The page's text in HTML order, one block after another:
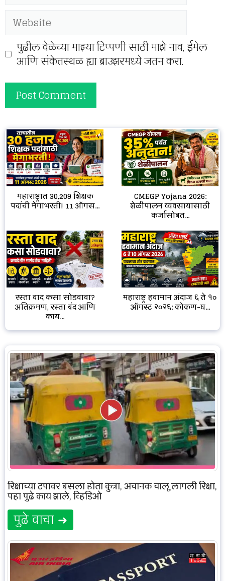
Website
पुढील वेळेच्या माझ्या टिप्पणी साठी माझे नाव, ईमेल
आणि संकेतस्थळ ह्या ब्राउझरमध्ये जतन करा.
महाराष्ट्रात 30,209 शिक्षक
पदांची मेगाभरती! 11 ऑगस...
CMEGP Yojana 2026:
शेळीपालन व्यवसायासाठी
कर्जासोबत...
रस्ता वाद कसा सोडवावा?
अतिक्रमण, रस्ता बंद आणि
काय...
महाराष्ट्र हवामान अंदाज ६ ते १०
ऑगस्ट २०२६: कोकण-घ...
रिक्षाच्या टपावर बसला होता कुत्रा, अचानक चालू लागली रिक्षा,
पहा पुढे काय झाले, व्हिडिओ
पुढे वाचा ➜